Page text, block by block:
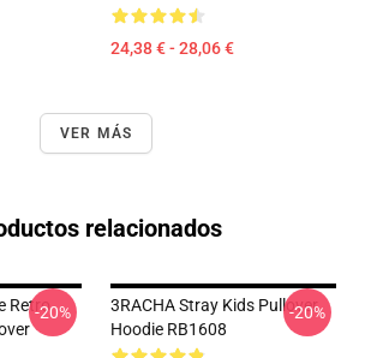
24,38 € - 28,06 €
VER MÁS
relacionados
Retro-20%
3RACHA Stray Kids Pullover
Hoodie RB1608
-20%